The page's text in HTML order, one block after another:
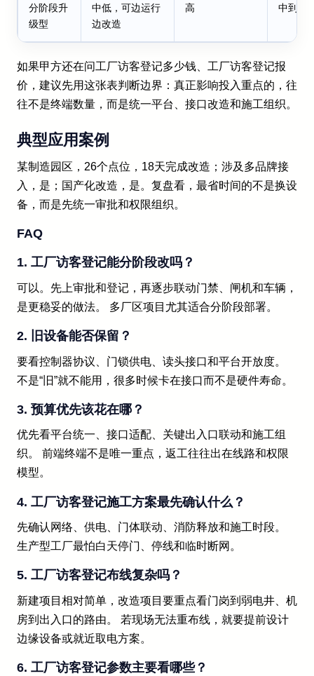
分阶段升
级型
中低，可边运行
边改造
高 中到强
如果甲方还在问工厂访客登记多少钱、工厂访客登记报
价，建议先用这张表判断边界：真正影响投入重点的，往
往不是终端数量，而是统一平台、接口改造和施工组织。
典型应用案例
某制造园区，26个点位，18天完成改造；涉及多品牌接
入，是；国产化改造，是。复盘看，最省时间的不是换设
备，而是先统一审批和权限组织。
FAQ
1. 工厂访客登记能分阶段改吗？
可以。先上审批和登记，再逐步联动门禁、闸机和车辆，
是更稳妥的做法。 多厂区项目尤其适合分阶段部署。
2. 旧设备能否保留？
要看控制器协议、门锁供电、读头接口和平台开放度。
不是“旧”就不能用，很多时候卡在接口而不是硬件寿命。
3. 预算优先该花在哪？
优先看平台统一、接口适配、关键出入口联动和施工组
织。 前端终端不是唯一重点，返工往往出在线路和权限
模型。
4. 工厂访客登记施工方案最先确认什么？
先确认网络、供电、门体联动、消防释放和施工时段。
生产型工厂最怕白天停门、停线和临时断网。
5. 工厂访客登记布线复杂吗？
新建项目相对简单，改造项目要重点看门岗到弱电井、机
房到出入口的路由。 若现场无法重布线，就要提前设计
边缘设备或就近取电方案。
6. 工厂访客登记参数主要看哪些？